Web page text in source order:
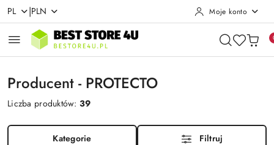
Przejdź do treści głównej
Przejdź do wyszukiwarki
Przejdź do moje konto
Przejdź do menu głównego
Przejdź do stopki
PL |PLN Moje konto
Producent - PROTECTO
Liczba produktów:39
Kategorie Filtruj